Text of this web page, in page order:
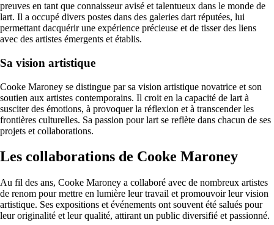
preuves en tant que connaisseur avisé et talentueux dans le monde de
lart. Il a occupé divers postes dans des galeries dart réputées, lui
permettant dacquérir une expérience précieuse et de tisser des liens
avec des artistes émergents et établis.
Sa vision artistique
Cooke Maroney se distingue par sa vision artistique novatrice et son
soutien aux artistes contemporains. Il croit en la capacité de lart à
susciter des émotions, à provoquer la réflexion et à transcender les
frontières culturelles. Sa passion pour lart se reflète dans chacun de ses
projets et collaborations.
Les collaborations de Cooke Maroney
Au fil des ans, Cooke Maroney a collaboré avec de nombreux artistes
de renom pour mettre en lumière leur travail et promouvoir leur vision
artistique. Ses expositions et événements ont souvent été salués pour
leur originalité et leur qualité, attirant un public diversifié et passionné.